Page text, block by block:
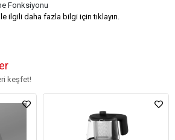
Fonksiyonu
ilgili daha fazla bilgi için tıklayın.
keşfet!